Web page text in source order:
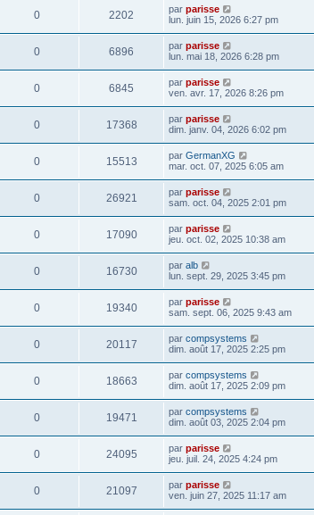
0 2202 par parisse
lun. juin 15, 2026 6:27 pm
0 6896 par parisse
lun. mai 18, 2026 6:28 pm
0 6845 par parisse
ven. avr. 17, 2026 8:26 pm
0 17368 par parisse
dim. janv. 04, 2026 6:02 pm
0 15513 par GermanXG
mar. oct. 07, 2025 6:05 am
0 26921 par parisse
sam. oct. 04, 2025 2:01 pm
0 17090 par parisse
jeu. oct. 02, 2025 10:38 am
0 16730 par alb
lun. sept. 29, 2025 3:45 pm
0 19340 par parisse
sam. sept. 06, 2025 9:43 am
0 20117 par compsystems
dim. août 17, 2025 2:25 pm
0 18663 par compsystems
dim. août 17, 2025 2:09 pm
0 19471 par compsystems
dim. août 03, 2025 2:04 pm
0 24095 par parisse
jeu. juil. 24, 2025 4:24 pm
0 21097 par parisse
ven. juin 27, 2025 11:17 am